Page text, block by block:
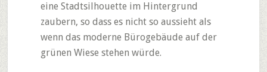
eine Stadtsilhouette im Hintergrund
zaubern, so dass es nicht so aussieht als
wenn das moderne Bürogebäude auf der
grünen Wiese stehen würde.